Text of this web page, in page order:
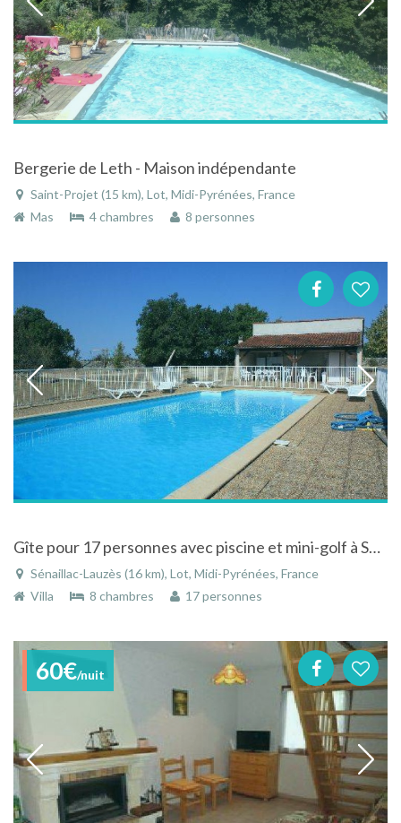
Bergerie de Leth - Maison indépendante
Saint-Projet (15 km), Lot, Midi-Pyrénées, France
Mas
4 chambres 8 personnes
Gîte pour 17 personnes avec piscine et mini-golf à Sénaillac-Lauzès dans le Lot en Midi-Pyrénées
Sénaillac-Lauzès (16 km), Lot, Midi-Pyrénées, France
Villa
8 chambres 17 personnes
60€/nuit